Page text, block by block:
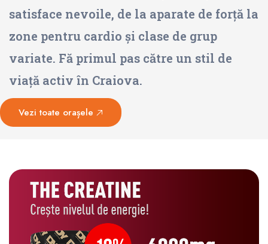
satisface nevoile, de la aparate de forță la
zone pentru cardio și clase de grup
variate. Fă primul pas către un stil de
viață activ în Craiova.
Vezi toate orașele